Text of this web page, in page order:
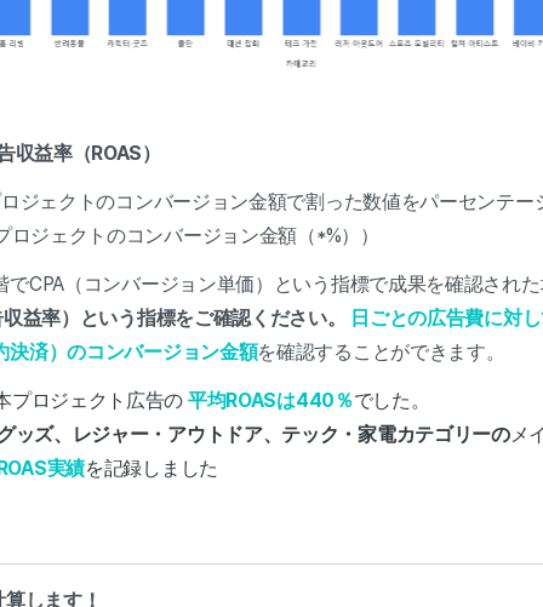
益率（ROAS）
ジェクトのコンバージョン金額で割った数値をパーセンテー
ロジェクトのコンバージョン金額（*%））
でCPA（コンバージョン単価）という指標で成果を確認され
益率）という指標をご確認ください。
日ごとの広告費に対
決済）のコンバージョン金額を確認することができます。
プロジェクト広告の 平均ROASは440％でした。
ッズ、レジャー・アウトドア、テック・家電カテゴリーのメ
実績を記録しました
します！